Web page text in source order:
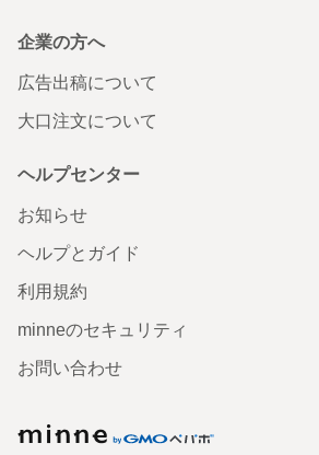
企業の方へ
広告出稿について
大口注文について
ヘルプセンター
お知らせ
ヘルプとガイド
利用規約
minneのセキュリティ
お問い合わせ